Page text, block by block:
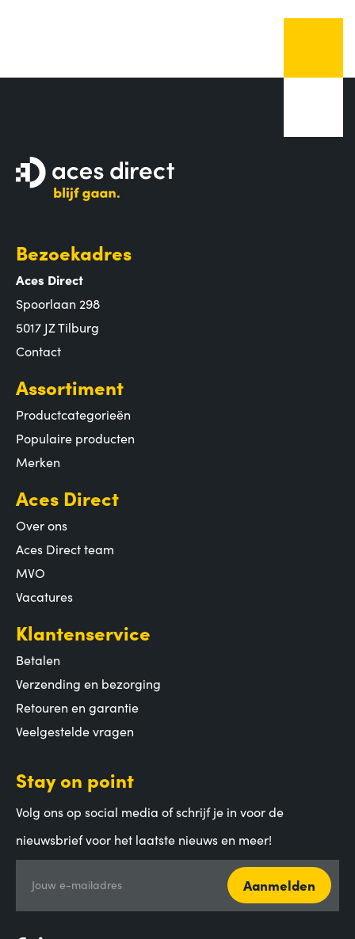
Bezoekadres
Aces Direct
Spoorlaan 298
5017 JZ Tilburg
Contact
Assortiment
Productcategorieën
Populaire producten
Merken
Aces Direct
Over ons
Aces Direct team
MVO
Vacatures
Klantenservice
Betalen
Verzending en bezorging
Retouren en garantie
Veelgestelde vragen
Stay on point
Volg ons op social media of schrijf je in voor de
nieuwsbrief voor het laatste nieuws en meer!
Jouw e-mailadres Aanmelden